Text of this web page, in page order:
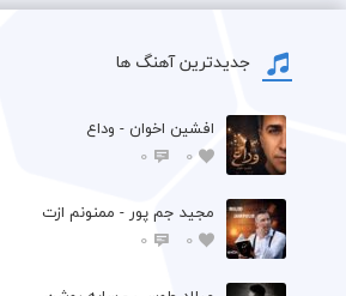
جدیدترین آهنگ ها
افشين اخوان - وداع
0
0
مجید جم پور - ممنونم ازت
0
0